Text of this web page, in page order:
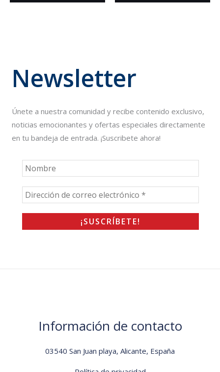
Newsletter
Únete a nuestra comunidad y recibe contenido exclusivo,
noticias emocionantes y ofertas especiales directamente
en tu bandeja de entrada. ¡Suscribete ahora!
Información de contacto
03540 San Juan playa, Alicante, España